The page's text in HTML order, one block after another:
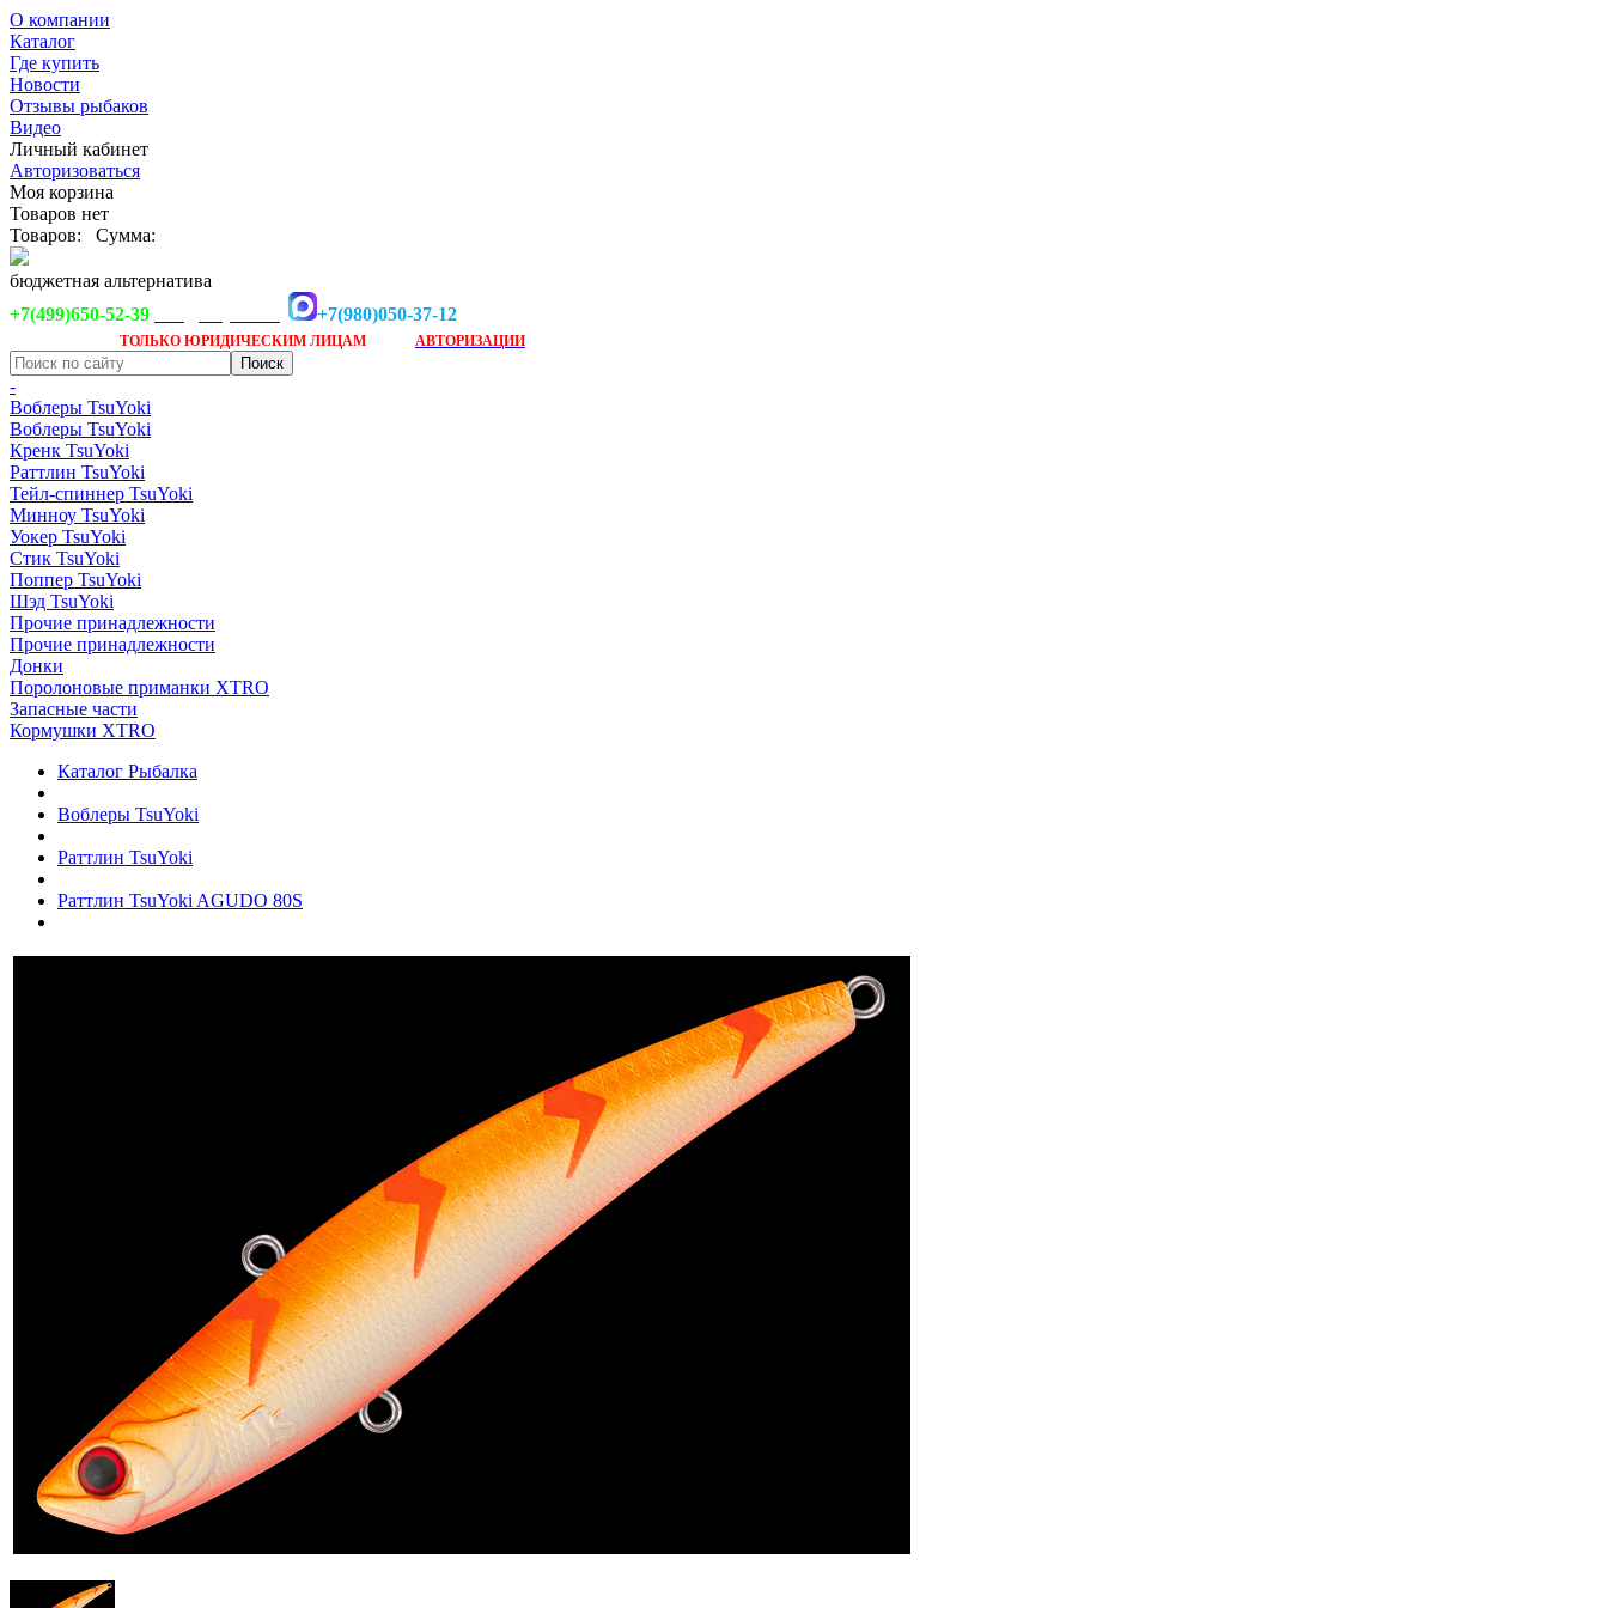
О компании
Каталог
Где купить
Новости
Отзывы рыбаков
Видео
Личный кабинет
Авторизоваться
Моя корзина
Товаров нет
Товаров:
Сумма:
бюджетная альтернатива
+7(499)650-52-39
+7(980)050-37-12
ТОЛЬКО ЮРИДИЧЕСКИМ ЛИЦАМ АВТОРИЗАЦИИ
-
Воблеры TsuYoki
Воблеры TsuYoki
Кренк TsuYoki
Раттлин TsuYoki
Тейл-спиннер TsuYoki
Минноу TsuYoki
Уокер TsuYoki
Стик TsuYoki
Поппер TsuYoki
Шэд TsuYoki
Прочие принадлежности
Прочие принадлежности
Донки
Поролоновые приманки XTRO
Запасные части
Кормушки XTRO
Каталог Рыбалка
Воблеры TsuYoki
Раттлин TsuYoki
Раттлин TsuYoki AGUDO 80S